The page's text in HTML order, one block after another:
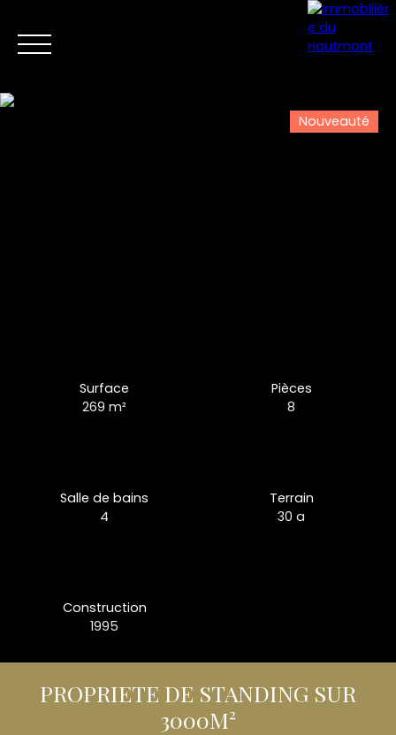
Nouveauté
Surface
269m²
Pièces
8
Salle de bains
4
Terrain
30 a
Construction
1995
PROPRIETE DE STANDING SUR
3000M²